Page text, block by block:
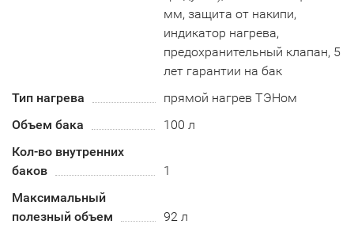
мм, защита от накипи,
индикатор нагрева,
предохранительный клапан, 5
лет гарантии на бак
Тип нагрева
прямой нагрев ТЭНом
Объем бака
100 л
Кол-во внутренних
баков
1
Максимальный
полезный объем
92 л